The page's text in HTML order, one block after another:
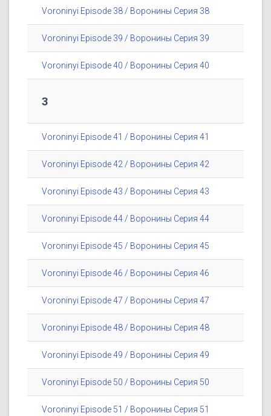
Voroninyi Episode 38 / Воронины Серия 38
Voroninyi Episode 39 / Воронины Серия 39
Voroninyi Episode 40 / Воронины Серия 40
3
Voroninyi Episode 41 / Воронины Серия 41
Voroninyi Episode 42 / Воронины Серия 42
Voroninyi Episode 43 / Воронины Серия 43
Voroninyi Episode 44 / Воронины Серия 44
Voroninyi Episode 45 / Воронины Серия 45
Voroninyi Episode 46 / Воронины Серия 46
Voroninyi Episode 47 / Воронины Серия 47
Voroninyi Episode 48 / Воронины Серия 48
Voroninyi Episode 49 / Воронины Серия 49
Voroninyi Episode 50 / Воронины Серия 50
Voroninyi Episode 51 / Воронины Серия 51